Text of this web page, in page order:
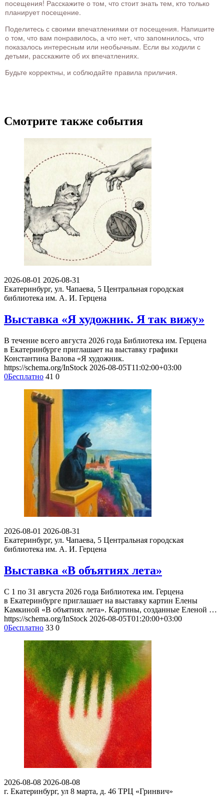
посещения! Расскажите о том, что стоит знать тем, кто только
планирует посещение.
Поделитесь с своими впечатлениями от посещения. Напишите
о том, что вам понравилось, а что нет, что запомнилось, что
показалось интересным или необычным. Если вы ходили с
детьми, расскажите об их впечатлениях.
Будьте корректны, и соблюдайте правила приличия.
Смотрите также события
2026-08-01 2026-08-31
Екатеринбург, ул. Чапаева, 5 Центральная городская
библиотека им. А. И. Герцена
Выставка «Я художник. Я так вижу»
В течение всего августа 2026 года Библиотека им. Герцена
в Екатеринбурге приглашает на выставку графики
Константина Валова «Я художник.
https://schema.org/InStock 2026-08-05T11:02:00+03:00
0Бесплатно 41 0
2026-08-01 2026-08-31
Екатеринбург, ул. Чапаева, 5 Центральная городская
библиотека им. А. И. Герцена
Выставка «В объятиях лета»
С 1 по 31 августа 2026 года Библиотека им. Герцена
в Екатеринбурге приглашает на выставку картин Елены
Камкиной «В объятиях лета». Картины, созданные Еленой …
https://schema.org/InStock 2026-08-05T01:20:00+03:00
0Бесплатно 33 0
2026-08-08 2026-08-08
г. Екатеринбург, ул 8 марта, д. 46 ТРЦ «Гринвич»